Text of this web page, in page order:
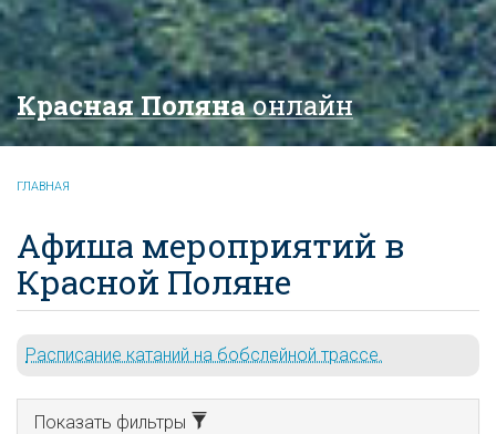
Красная Полянаонлайн
ГЛАВНАЯ
Афиша мероприятий в
Красной Поляне
Расписание катаний на бобслейной трассе.
Показать фильтры